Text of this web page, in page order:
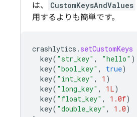
は、
CustomKeysAndValues
用するよりも簡単です。
crashlytics . setCustomKeys
key( "str_key" , "hello" )
key( "bool_key" , true)
key( "int_key" , 1 )
key( "long_key" , 1L)
key( "float_key" , 1.0f)
key( "double_key" , 1.0)